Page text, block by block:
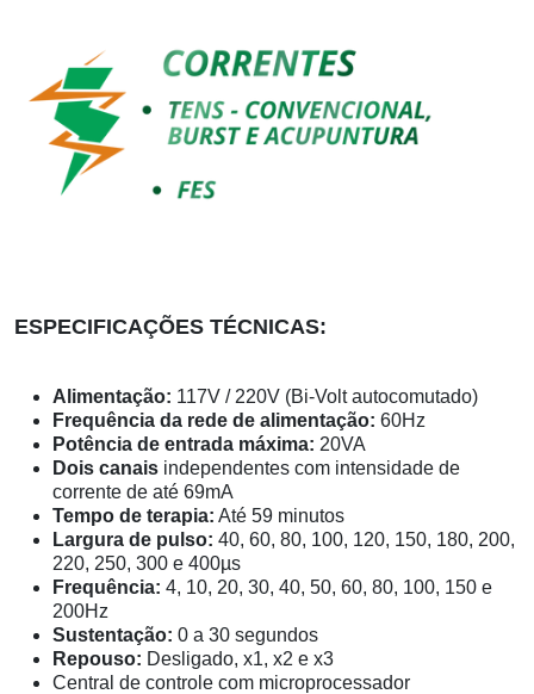
ESPECIFICAÇÕES TÉCNICAS:
Alimentação: 117V / 220V (Bi-Volt autocomutado)
Frequência da rede de alimentação: 60Hz
Potência de entrada máxima: 20VA
Dois canais independentes com intensidade de
corrente de até 69mA
Tempo de terapia: Até 59 minutos
Largura de pulso: 40, 60, 80, 100, 120, 150, 180, 200,
220, 250, 300 e 400µs
Frequência: 4, 10, 20, 30, 40, 50, 60, 80, 100, 150 e
200Hz
Sustentação: 0 a 30 segundos
Repouso: Desligado, x1, x2 e x3
Central de controle com microprocessador